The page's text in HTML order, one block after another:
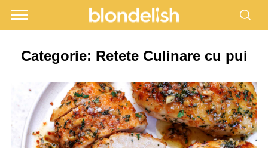
Categorie: Retete Culinare cu pui